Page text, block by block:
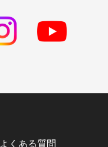
よくある質問